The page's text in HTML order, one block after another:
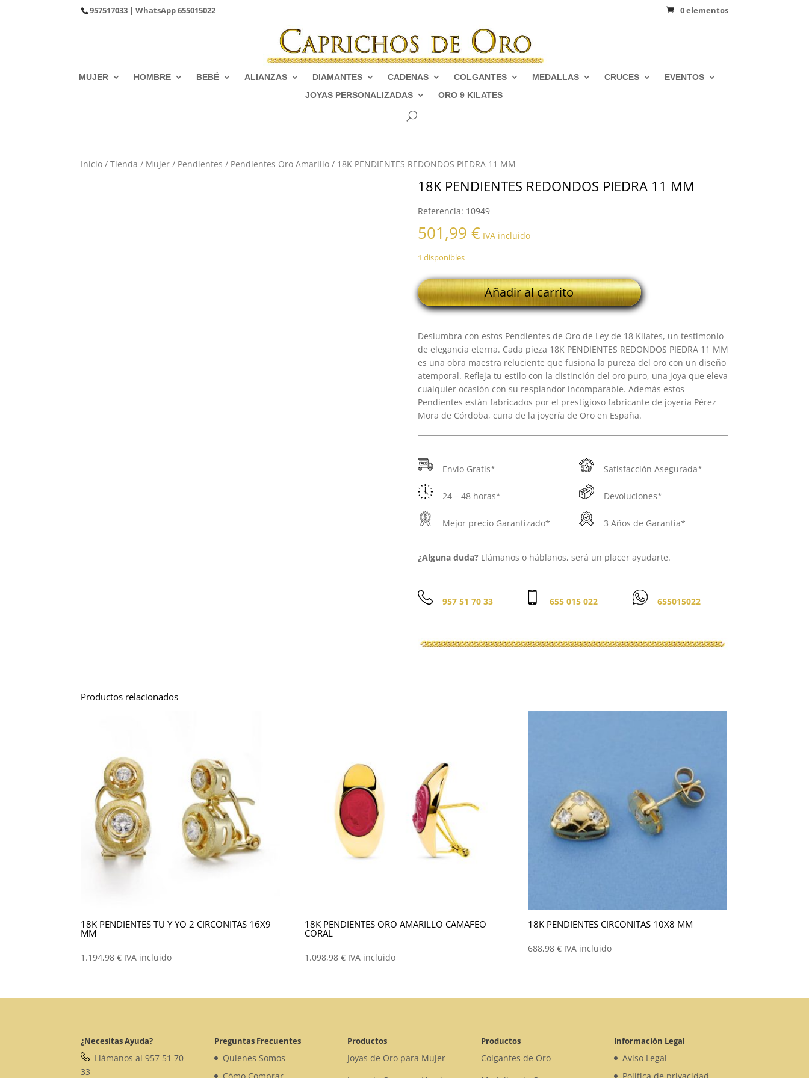
957517033 | WhatsApp655015022 0 elementos
MUJER HOMBRE BEBÉ ALIANZAS DIAMANTES CADENAS COLGANTES MEDALLAS CRUCES
EVENTOS
JOYAS PERSONALIZADAS
ORO 9 KILATES
Inicio /Tienda / Mujer / Pendientes / Pendientes Oro Amarillo / 18K PENDIENTES REDONDOS PIEDRA 11 MM
18K PENDIENTES REDONDOS PIEDRA 11 MM
Referencia: 10949
501,99 € IVA incluido
1 disponibles
18K
PENDIENTES
REDONDOS
11
MM
cantidad
Añadir al carrito
Deslumbra con estos Pendientes de Oro de Ley de 18 Kilates, un testimonio
de elegancia eterna. Cada pieza 18K PENDIENTES REDONDOS PIEDRA 11 MM
es una obra maestra reluciente que fusiona la pureza del oro con un diseño
atemporal. Refleja tu estilo con la distinción del oro puro, una joya que eleva
cualquier ocasión con su resplandor incomparable. Además estos
Pendientes están fabricados por el prestigioso fabricante de joyería Pérez
Mora de Córdoba, cuna de la joyería de Oro en España.
Envío Gratis*
24 – 48 horas*
Mejor precio Garantizado*
Satisfacción Asegurada*
Devoluciones*
3 Años de Garantía*
¿Alguna duda?Llámanos o háblanos, será un placer ayudarte.
957 51 70 33 655 015 022 655015022
Productos relacionados
18K PENDIENTES TU Y YO 2 CIRCONITAS 16X9
MM
1.194,98€ IVA incluido
18K PENDIENTES ORO AMARILLO CAMAFEO
CORAL
1.098,98 € IVA incluido
18K PENDIENTES CIRCONITAS 10X8 MM
688,98€ IVA incluido
¿Necesitas Ayuda?
Llámanos al 957 51 70
33
Preguntas Frecuentes
Quienes Somos
Productos
Joyas de Oro para Mujer
Productos
Colgantes de Oro
Información Legal
Aviso Legal